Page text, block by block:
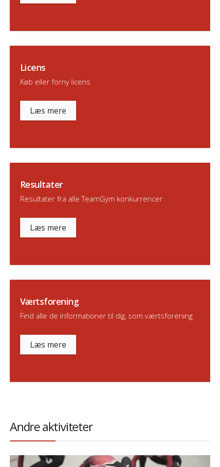
Licens
Køb eller forny licens
Læs mere
Resultater
Resultater fra alle TeamGym konkurrencer
Læs mere
Værtsforening
Find alle de informationer til dig, som værtsforening
Læs mere
Andre aktiviteter